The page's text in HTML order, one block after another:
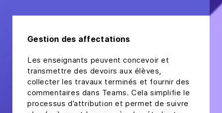
Gestion des affectations
Les enseignants peuvent concevoir et
transmettre des devoirs aux élèves,
collecter les travaux terminés et fournir des
commentaires dans Teams. Cela simplifie le
processus d’attribution et permet de suivre